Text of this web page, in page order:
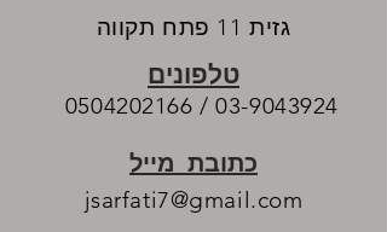
גזית 11 פתח תקווה
טלפונים
03-9043924
/
0504202166
כתובת מייל
jsarfati7@gmail.com